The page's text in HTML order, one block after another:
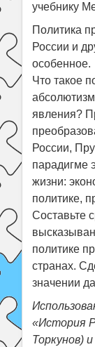
учебнику
Политика
России и
особенное.
Что такое
явления?
России,
парадигме
жизни:
политике,
Составьте
политике
странах.
значении
«История
Торкунов)